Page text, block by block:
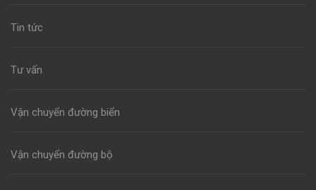
Tin tức
Tư vấn
Vận chuyển đường biển
Vận chuyển đường bộ